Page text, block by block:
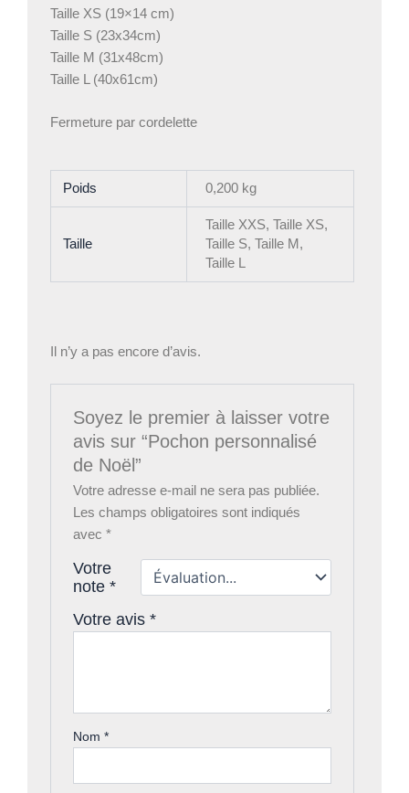
Taille XS (19×14 cm)
Taille S (23x34cm)
Taille M (31x48cm)
Taille L (40x61cm)
Fermeture par cordelette
Poids 0,200 kg
Taille
Taille XXS, Taille XS,
Taille S, Taille M,
Taille L
Il n’y a pas encore d’avis.
Soyez le premier à laisser votre
avis sur “Pochon personnalisé
de Noël”
Votre adresse e-mail ne sera pas publiée.
Les champs obligatoires sont indiqués
avec*
Votre
note*
Votre avis*
Nom*